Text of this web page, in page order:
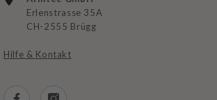
Erlenstrasse 35A
CH-2555 Brügg
Hilfe & Kontakt